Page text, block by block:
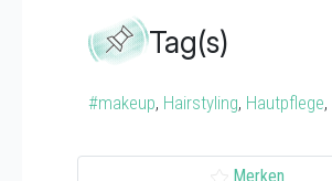
Tag(s)
#makeup, Hairstyling, Hautpflege,
Merken